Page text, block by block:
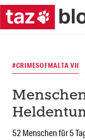
#CRIMESOFMALTA VII
52 Menschen für 5